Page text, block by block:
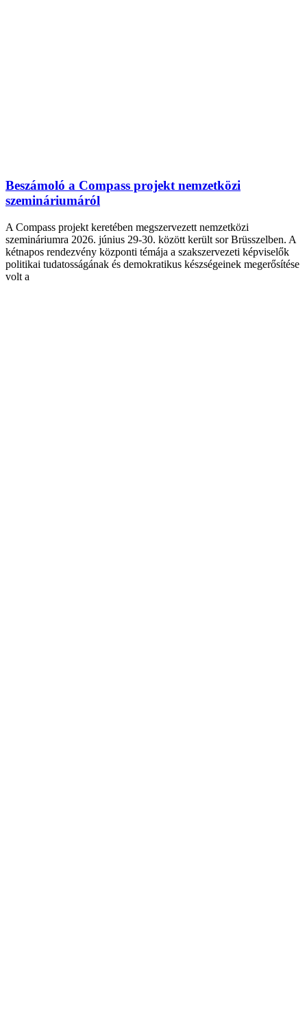
Beszámoló a Compass projekt nemzetközi
szemináriumáról
A Compass projekt keretében megszervezett nemzetközi
szemináriumra 2026. június 29-30. között került sor Brüsszelben. A
kétnapos rendezvény központi témája a szakszervezeti képviselők
politikai tudatosságának és demokratikus készségeinek megerősítése
volt a